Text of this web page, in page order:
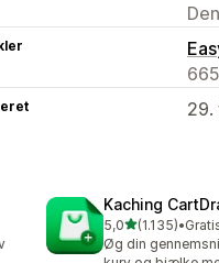
29.
Kaching
5,0ud af 5 stjerner
(1.135)
1135 anmeldelser
•
Øg din